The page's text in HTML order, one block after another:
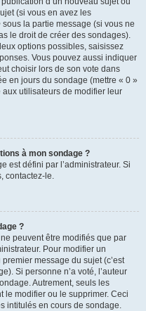
(si vous en avez les
sous la partie message (si vous ne
le droit de créer des sondages).
options possibles, saisissez
Vous pouvez aussi indiquer
choisir lors de son vote dans
en jours du sondage (mettre « 0 »
utilisateurs de modifier leur
à mon sondage ?
est défini par l’administrateur. Si
contactez-le.
?
peuvent être modifiés que par
Pour modifier un
message du sujet (c’est
Si personne n’a voté, l’auteur
Autrement, seuls les
le modifier ou le supprimer. Ceci
intitulés en cours de sondage.